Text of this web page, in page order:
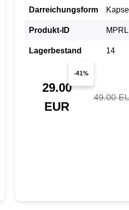
Darreichungsform Kapsel
Produkt-ID
Lagerbestand 14
-41%
29.00
EUR
49.00